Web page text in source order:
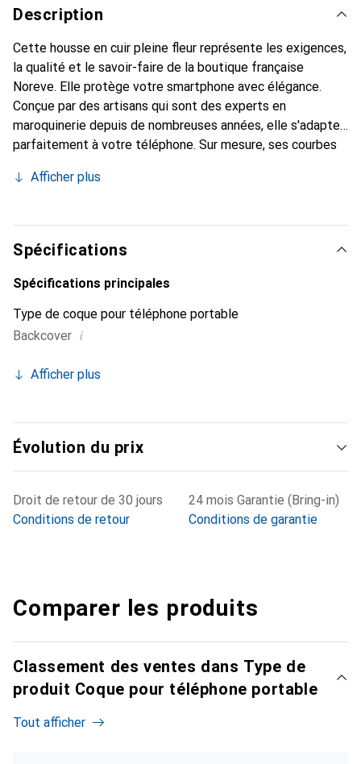
Description
Cette housse en cuir pleine fleur représente les exigences,
la qualité et le savoir-faire de la boutique française
Noreve. Elle protège votre smartphone avec élégance.
Conçue par des artisans qui sont des experts en
maroquinerie depuis de nombreuses années, elle s'adapte
parfaitement à votre téléphone. Sur mesure, ses courbes
devient l'accessoire chic et indispensable de votre
produits de haute qualité, la marque Noreve est un choix
sûr pour une clientèle exigeante.
Afficher plus
Spécifications
Spécifications principales
Type de coque pour téléphone portable
Backcover i
Afficher plus
Évolution du prix
Droit de retour de 30 jours
Conditions de retour
24 mois Garantie (Bring-in)
Conditions de garantie
Comparer les produits
Classement des ventes dans Type de
produit Coque pour téléphone portable
Tout afficher